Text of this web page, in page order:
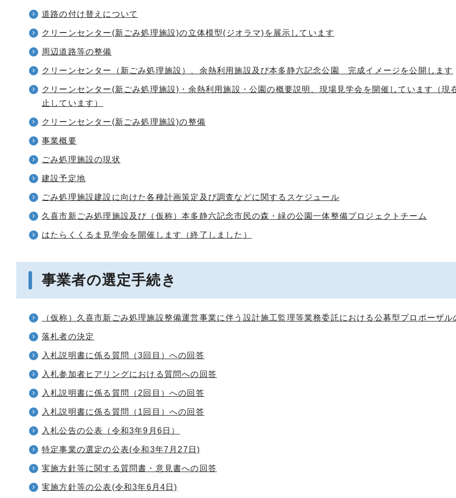
道路の付け替えについて
クリーンセンター(新ごみ処理施設)の立体模型(ジオラマ)を展示しています
周辺道路等の整備
クリーンセンター（新ごみ処理施設）、余熱利用施設及び本多静六記念公園 完成イメージを公開します
クリーンセンター(新ごみ処理施設)・余熱利用施設・公園の概要説明、現場見学会を開催しています（現
止しています）
クリーンセンター(新ごみ処理施設)の整備
事業概要
ごみ処理施設の現状
建設予定地
ごみ処理施設建設に向けた各種計画策定及び調査などに関するスケジュール
久喜市新ごみ処理施設及び（仮称）本多静六記念市民の森・緑の公園一体整備プロジェクトチーム
はたらくくるま見学会を開催します（終了しました）
事業者の選定手続き
（仮称）久喜市新ごみ処理施設整備運営事業に伴う設計施工監理等業務委託における公募型プロポーザル
落札者の決定
入札説明書に係る質問（3回目）への回答
入札参加者ヒアリングにおける質問への回答
入札説明書に係る質問（2回目）への回答
入札説明書に係る質問（1回目）への回答
入札公告の公表（令和3年9月6日）
特定事業の選定の公表(令和3年7月27日)
実施方針等に関する質問書・意見書への回答
実施方針等の公表(令和3年6月4日)